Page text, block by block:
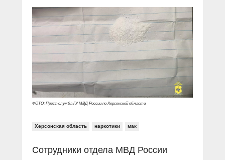
Документальные фильмы
В знании сила
Специальный репортаж
Газета «Щит и меч»
Журнал «Полиция России»
О ПОРТАЛЕ
Контакты
ФОТО: Пресс-служба ГУ МВД России по Херсонской области
Херсонская область наркотики мак
Сотрудники отдела МВД России